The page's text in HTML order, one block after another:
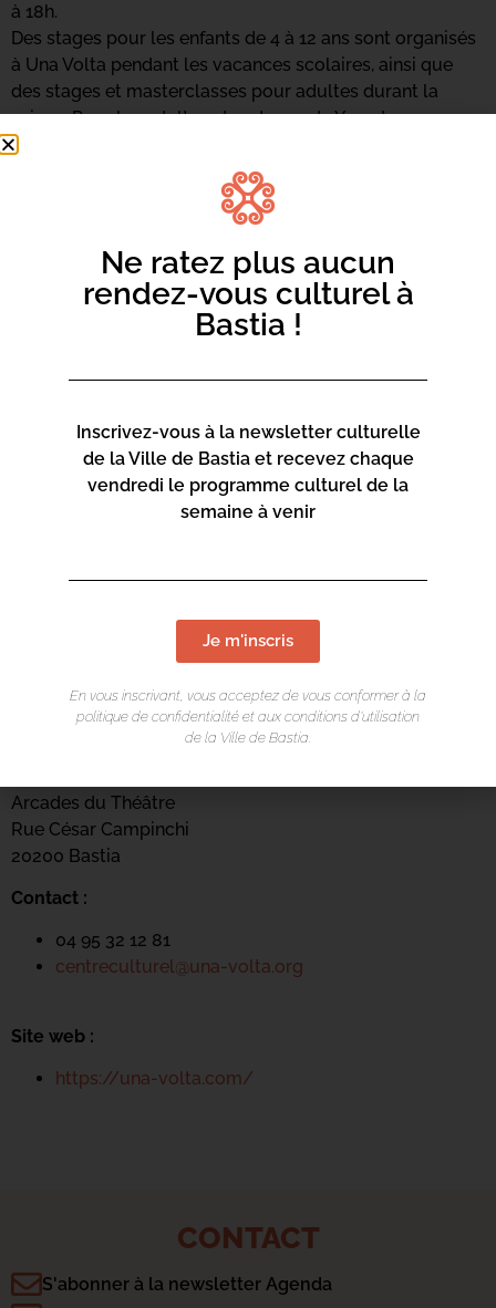
à 18h.
Des stages pour les enfants de 4 à 12 ans sont organisés
à Una Volta pendant les vacances scolaires, ainsi que
des stages et masterclasses pour adultes durant la
saison. Pour les adultes, des stages de Yoga Iyengar
animés par Valeria Bottari-Rossi, enseignante certifiée,
sont proposés certains samedis de l’année.
LIEU DE L'ÉVÉNEMENT
Arcades du Théâtre
Rue César Campinchi
20200 Bastia
Contact :
04 95 32 12 81
centreculturel@una-volta.org
Site web :
https://una-volta.com/
CONTACT
S'abonner à la newsletter Agenda
Ne ratez plus aucun
rendez-vous culturel à
Bastia !
Inscrivez-vous à la newsletter culturelle
de la Ville de Bastia et recevez chaque
vendredi le programme culturel de la
semaine à venir
Je m'inscris
En vous inscrivant, vous acceptez de vous conformer à la
politique de confidentialité et aux conditions d’utilisation
de la Ville de Bastia.